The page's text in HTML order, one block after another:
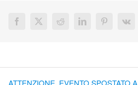
Facebook
X Reddit LinkedInPinterest
Vk
ATTENZIONE, EVENTO SPOSTATO A